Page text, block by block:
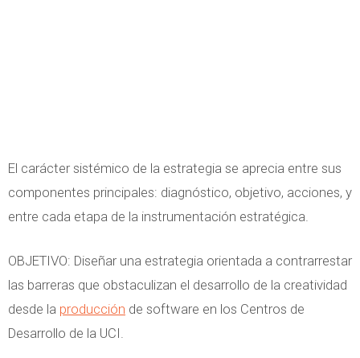
El carácter sistémico de la estrategia se aprecia entre sus
componentes principales: diagnóstico, objetivo, acciones, y
entre cada etapa de la instrumentación estratégica.
OBJETIVO: Diseñar una estrategia orientada a contrarrestar
las barreras que obstaculizan el desarrollo de la creatividad
desde la producción de software en los Centros de
Desarrollo de la UCI.